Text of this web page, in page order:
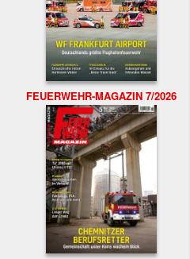
FEUERWEHR-MAGAZIN 7/2026